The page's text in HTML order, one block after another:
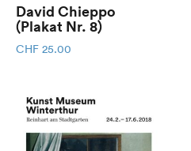
David Chieppo
(Plakat Nr. 8)
CHF 25.00